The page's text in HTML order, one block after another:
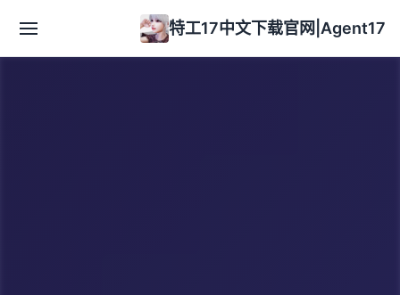
特工17中文下载官网|Agent17